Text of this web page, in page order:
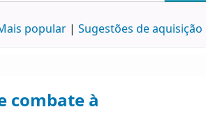
popular Sugestões de aquisição
combate à